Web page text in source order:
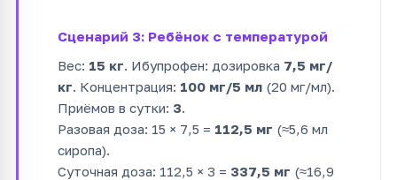
Сценарий 3: Ребёнок с температурой
Вес: 15 кг. Ибупрофен: дозировка 7,5 мг/
кг. Концентрация: 100 мг/5 мл (20 мг/мл).
Приёмов в сутки: 3.
Разовая доза: 15 × 7,5 = 112,5 мг (≈5,6 мл
сиропа).
Суточная доза: 112,5 × 3 = 337,5 мг (≈16,9